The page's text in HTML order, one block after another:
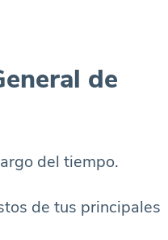
de
del tiempo.
de tus principales